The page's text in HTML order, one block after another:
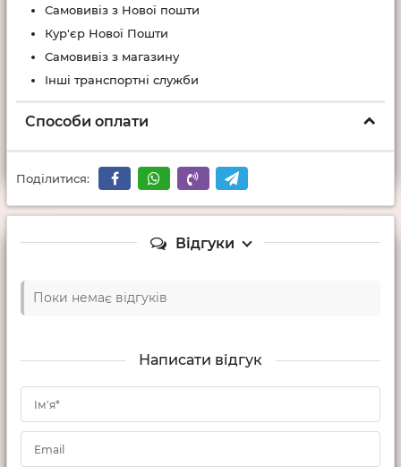
Самовивіз з Нової пошти
Кур'єр Нової Пошти
Самовивіз з магазину
Інші транспортні служби
Способи оплати
Поділитися:
Відгуки
Поки немає відгуків
Написати відгук
Ім'я*
Email